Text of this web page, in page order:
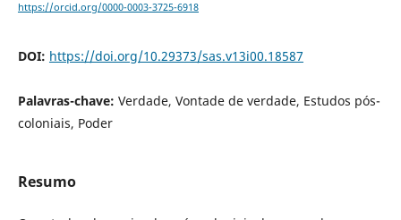
https://orcid.org/0000-0003-3725-6918
DOI: https://doi.org/10.29373/sas.v13i00.18587
Palavras-chave: Verdade, Vontade de verdade, Estudos pós-
coloniais, Poder
Resumo